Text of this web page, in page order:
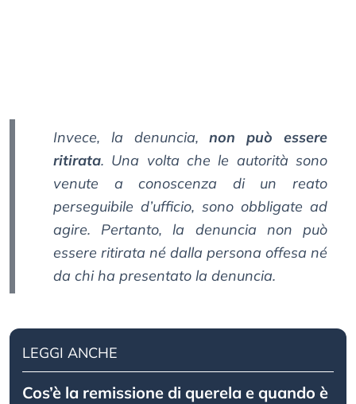
Invece, la denuncia,non può essere
ritirata. Una volta che le autorità sono
venute a conoscenza di un reato
perseguibile d’ufficio, sono obbligate ad
agire. Pertanto, la denuncia non può
essere ritirata né dalla persona offesa né
da chi ha presentato la denuncia.
LEGGI ANCHE
Cos’è la remissione di querela e quando è